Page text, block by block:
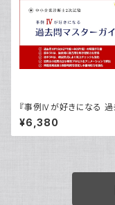
『事例Ⅳが好きになる 過去問マ
スターガイド』
¥6,380